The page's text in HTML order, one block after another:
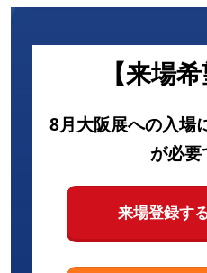
【来場
8月大阪展への入場
が必要
来場登録す